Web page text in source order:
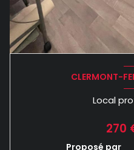
CLERMONT-
Local
270
Proposé par